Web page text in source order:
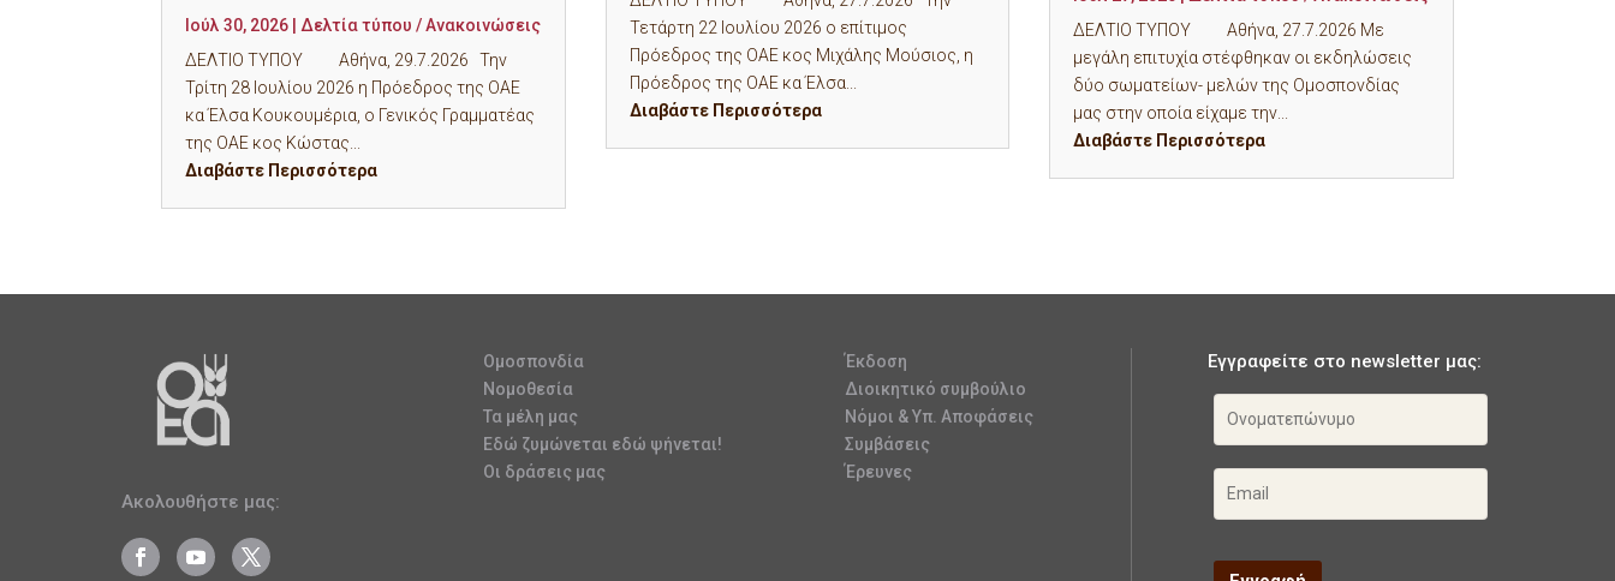
Ιούλ 30, 2026
Δελτία τύπου / Ανακοινώσεις
ΔΕΛΤΙΟ ΤΥΠΟΥ Αθήνα, 29.7.2026 Την
Τρίτη 28 Ιουλίου 2026 η Πρόεδρος της ΟΑΕ
κα Έλσα Κουκουμέρια, ο Γενικός Γραμματέας
της ΟΑΕ κος Κώστας...
Διαβάστε Περισσότερα
Τετάρτη 22 Ιουλίου 2026 ο επίτιμος
Πρόεδρος της ΟΑΕ κος Μιχάλης Μούσιος, η
Πρόεδρος της ΟΑΕ κα Έλσα...
Διαβάστε Περισσότερα
ΔΕΛΤΙΟ ΤΥΠΟΥ Αθήνα, 27.7.2026 Με
μεγάλη επιτυχία στέφθηκαν οι εκδηλώσεις
δύο σωματείων- μελών της Ομοσπονδίας
μας στην οποία είχαμε την...
Διαβάστε Περισσότερα
Ακολουθήστε μας:
Ομοσπονδία
Νομοθεσία
Τα μέλη μας
Εδώ ζυμώνεται εδώ ψήνεται!
Οι δράσεις μας
Έκδοση
Διοικητικό συμβούλιο
Νόμοι & Υπ. Αποφάσεις
Συμβάσεις
Έρευνες
Εγγραφείτε στο newsletter μας: